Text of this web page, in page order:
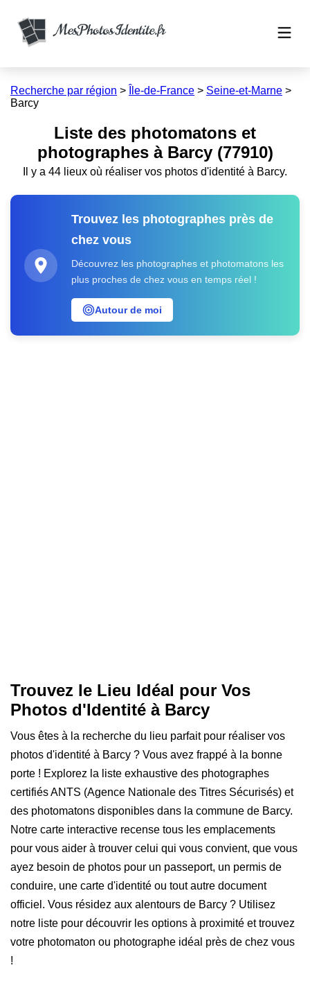
Recherche par région > Île-de-France > Seine-et-Marne >
Barcy
Liste des photomatons et
photographes à Barcy (77910)
Il y a 44 lieux où réaliser vos photos d'identité à Barcy.
Trouvez les photographes près de
chez vous
Découvrez les photographes et photomatons les
plus proches de chez vous en temps réel !
Autour de moi
Trouvez le Lieu Idéal pour Vos
Photos d'Identité à Barcy
Vous êtes à la recherche du lieu parfait pour réaliser vos
photos d'identité à Barcy ? Vous avez frappé à la bonne
porte ! Explorez la liste exhaustive des photographes
certifiés ANTS (Agence Nationale des Titres Sécurisés) et
des photomatons disponibles dans la commune de Barcy.
Notre carte interactive recense tous les emplacements
pour vous aider à trouver celui qui vous convient, que vous
ayez besoin de photos pour un passeport, un permis de
conduire, une carte d'identité ou tout autre document
officiel. Vous résidez aux alentours de Barcy ? Utilisez
notre liste pour découvrir les options à proximité et trouvez
votre photomaton ou photographe idéal près de chez vous
!